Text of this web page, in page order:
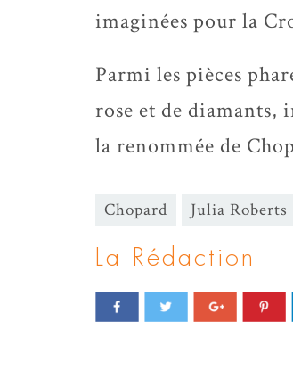
imaginées pour la
Parmi les pièces
rose et de diamants,
la renommée de
Chopard Julia Roberts
La Rédaction